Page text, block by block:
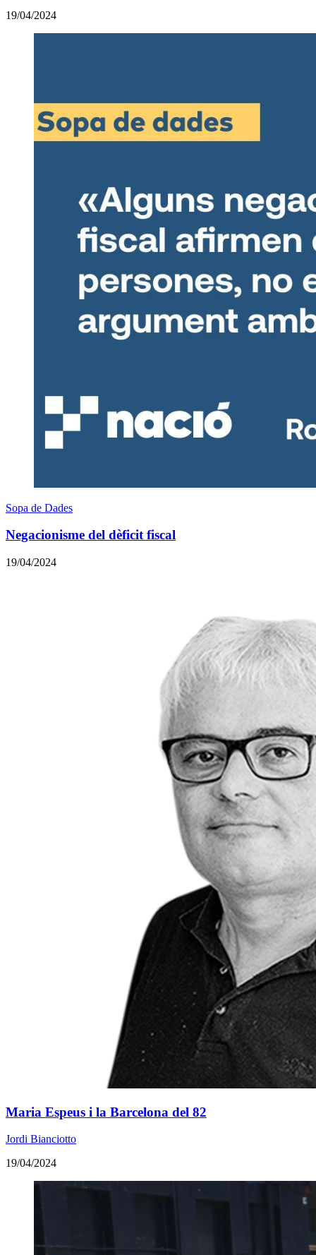
19/04/2024
Sopa de Dades
Negacionisme del dèficit fiscal
19/04/2024
Maria Espeus i la Barcelona del 82
Jordi Bianciotto
19/04/2024